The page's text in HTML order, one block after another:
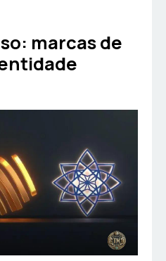
marcas de